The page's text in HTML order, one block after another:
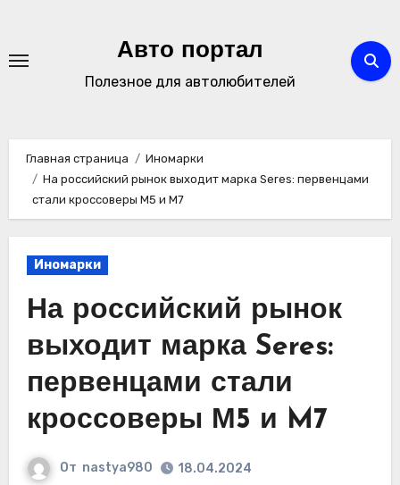
содержимому
Авто портал
Полезное для автолюбителей
Главная страница
Иномарки
На российский рынок выходит марка Seres: первенцами
стали кроссоверы М5 и M7
Иномарки
На российский рынок
выходит марка Seres:
первенцами стали
кроссоверы М5 и M7
От nastya980 18.04.2024